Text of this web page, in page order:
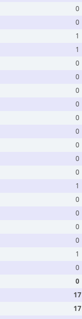
0
0
1
1
0
0
0
0
0
0
0
0
0
1
0
0
0
0
1
0
0
17
17